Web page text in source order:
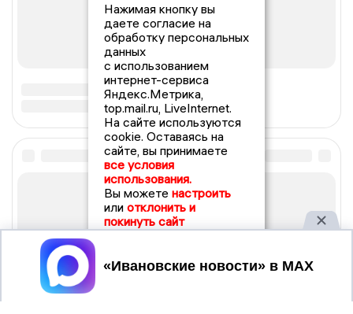
Нажимая кнопку вы
даете согласие на
обработку персональных
данных
с использованием
интернет-сервиса
Яндекс.Метрика,
top.mail.ru, LiveInternet.
На сайте используются
cookie. Оставаясь на
сайте, вы принимаете
все условия
использования.
Вы можете настроить
или отклонить и
покинуть сайт
Принять